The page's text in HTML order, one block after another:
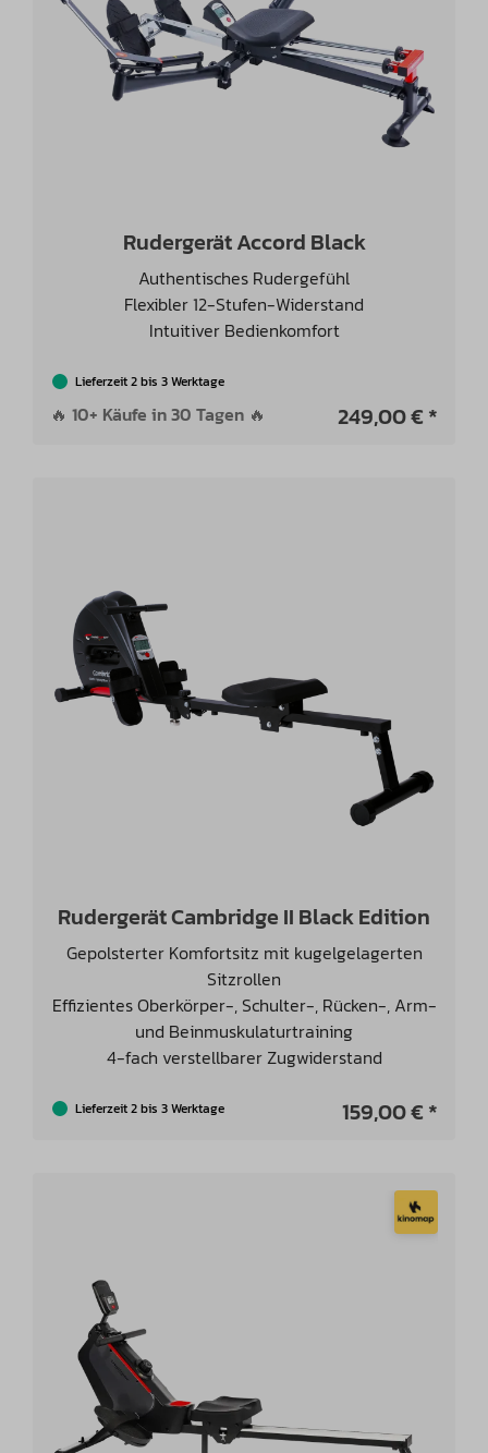
Rudergerät Accord Black
Authentisches Rudergefühl
Flexibler 12-Stufen-Widerstand
Intuitiver Bedienkomfort
Lieferzeit 2 bis 3 Werktage
🔥 10+ Käufe in 30 Tagen 🔥 249,00 € *
Rudergerät Cambridge II Black Edition
Gepolsterter Komfortsitz mit kugelgelagerten
Sitzrollen
Effizientes Oberkörper-, Schulter-, Rücken-, Arm-
und Beinmuskulaturtraining
4-fach verstellbarer Zugwiderstand
Lieferzeit 2 bis 3 Werktage 159,00 € *